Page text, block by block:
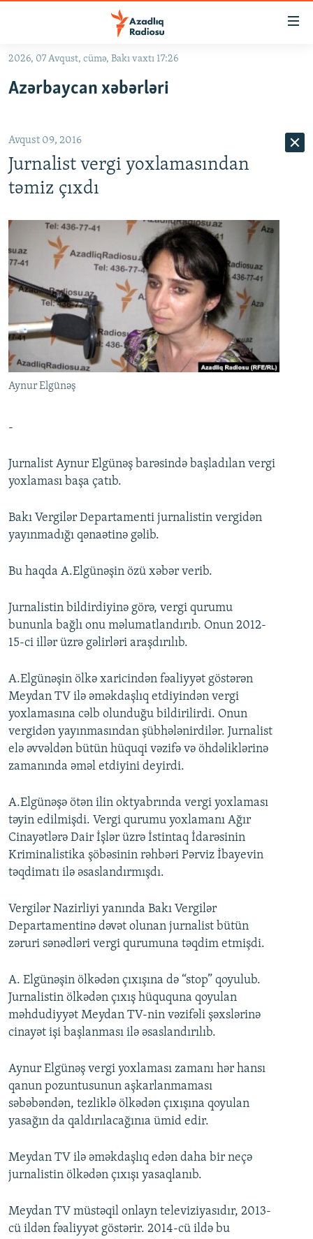
Əsas
qayıt
qayıt
Axtarışa
keç
#ƏSLINDƏ
QANUNI DOĞRU
ARAŞDIRMA
MULTIMEDIA
FOTOQALEREYA
İNFOQRAFIKA
RADIO ARXIV
OXU ZALI
AZƏRBAYCAN ƏDƏBIYYATI KITABXANASI
İSLAM VƏ DEMOKRATIYA
HAQQIMIZDA
MISSIYAMIZ
PEŞƏ ETIKASI VƏ JURNALISTIKA STANDARTLARIMIZ
BIZI IZLƏ
2026, 07 Avqust, cümə, Bakı vaxtı 17:26
Azərbaycan xəbərləri
Avqust 09, 2016
Jurnalist vergi yoxlamasından
təmiz çıxdı
Aynur Elgünəş
-
Jurnalist Aynur Elgünəş barəsində başladılan vergi
yoxlaması başa çatıb.
Bakı Vergilər Departamenti jurnalistin vergidən
yayınmadığı qənaətinə gəlib.
Bu haqda A.Elgünəşin özü xəbər verib.
Jurnalistin bildirdiyinə görə, vergi qurumu
bununla bağlı onu məlumatlandırıb. Onun 2012-
15-ci illər üzrə gəlirləri araşdırılıb.
A.Elgünəşin ölkə xaricindən fəaliyyət göstərən
Meydan TV ilə əməkdaşlıq etdiyindən vergi
yoxlamasına cəlb olunduğu bildirilirdi. Onun
vergidən yayınmasından şübhələnirdilər. Jurnalist
elə əvvəldən bütün hüquqi vəzifə və öhdəliklərinə
zamanında əməl etdiyini deyirdi.
A.Elgünəşə ötən ilin oktyabrında vergi yoxlaması
təyin edilmişdi. Vergi qurumu yoxlamanı Ağır
Cinayətlərə Dair İşlər üzrə İstintaq İdarəsinin
Kriminalistika şöbəsinin rəhbəri Pərviz İbayevin
təqdimatı ilə əsaslandırmışdı.
Vergilər Nazirliyi yanında Bakı Vergilər
Departamentinə dəvət olunan jurnalist bütün
zəruri sənədləri vergi qurumuna təqdim etmişdi.
A. Elgünəşin ölkədən çıxışına də “stop” qoyulub.
Jurnalistin ölkədən çıxış hüququna qoyulan
məhdudiyyət Meydan TV-nin vəzifəli şəxslərinə
cinayət işi başlanması ilə əsaslandırılıb.
Aynur Elgünəş vergi yoxlaması zamanı hər hansı
qanun pozuntusunun aşkarlanmaması
səbəbəndən, tezliklə ölkədən çıxışına qoyulan
yasağın da qaldırılacağınıa ümid edir.
Meydan TV ilə əməkdaşlıq edən daha bir neçə
jurnalistin ölkədən çıxışı yasaqlanıb.
Meydan TV müstəqil onlayn televiziyasıdır, 2013-
cü ildən fəaliyyət göstərir. 2014-cü ildə bu